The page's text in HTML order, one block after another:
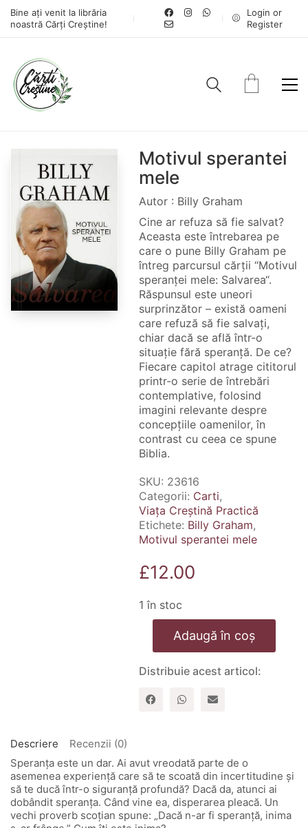
Bine ați venit la librăria
noastră Cărți Creștine!
Login or
Register
Motivul sperantei
mele
Autor : Billy Graham
Cine ar refuza să fie salvat?
Aceasta este întrebarea pe
care o pune Billy Graham pe
întreg parcursul cărții “Motivul
speranței mele: Salvarea“.
Răspunsul este uneori
surprinzător – există oameni
care refuză să fie salvați,
chiar dacă se află într-o
situație fără speranță. De ce?
Fiecare capitol atrage cititorul
printr-o serie de întrebări
contemplative, folosind
imagini relevante despre
concepțiile oamenilor, în
contrast cu ceea ce spune
Biblia.
SKU: 23616
Categorii: Carti,
Viața Creștină Practică
Etichete: Billy Graham,
Motivul sperantei mele
£12.00
1 în stoc
Cantitate
Motivul
sperantei
mele
Adaugă în coș
Distribuie acest articol:
Descriere
Recenzii (0)
Speranţa este un dar. Ai avut vreodată parte de o
asemenea experienţă care să te scoată din incertitudine şi
să te ducă într-o siguranţă profundă? Dacă da, atunci ai
dobândit speranţa. Când vine ea, disperarea pleacă. Un
vechi proverb scoţian spune: „Dacă n-ar fi speranţă, inima